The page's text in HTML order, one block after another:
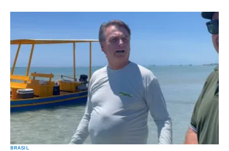
BRASIL